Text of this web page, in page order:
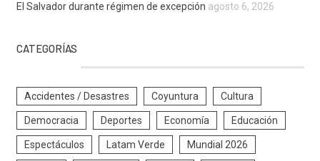
El Salvador durante régimen de excepción agosto 6, 2026
CATEGORÍAS
Accidentes / Desastres Coyuntura Cultura
Democracia Deportes Economía Educación
Espectáculos Latam Verde Mundial 2026